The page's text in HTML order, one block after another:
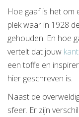
Hoe gaaf is het om
plek waar in 1928
gehouden. En hoe
vertelt dat jouw
een toffe en
hier geschreven is.
Naast de
sfeer. Er zijn